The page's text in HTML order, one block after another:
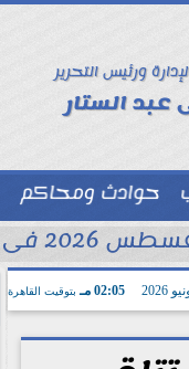
ورئيس التحرير
عبد الستار
حوادث ومحاكم
02:05 مـ بتوقيت القاهرة